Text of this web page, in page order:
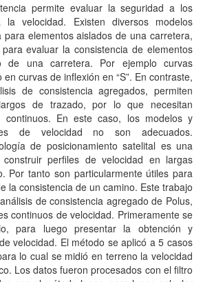
permite evaluar la seguridad a los
velocidad. Existen diversos modelos
elementos aislados de una carretera,
evaluar la consistencia de elementos
de una carretera. Por ejemplo curvas
curvas de inflexión en “S”. En contraste,
de consistencia agregados, permiten
de trazado, por lo que necesitan
continuos. En este caso, los modelos y
de velocidad no son adecuados.
de posicionamiento satelital es una
perfiles de velocidad en largas
Por tanto son particularmente útiles para
la consistencia de un camino. Este trabajo
de consistencia agregado de Polus,
continuos de velocidad. Primeramente se
para luego presentar la obtención y
velocidad. El método se aplicó a 5 casos
lo cual se midió en terreno la velocidad
Los datos fueron procesados con el filtro